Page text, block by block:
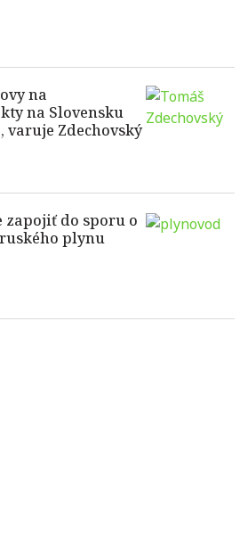
na
na Slovensku
varuje Zdechovský
zapojiť do sporu o
plynu